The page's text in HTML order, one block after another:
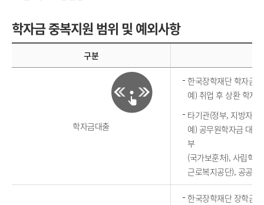
학자금 중복지원 범위 및 예외사항
구분
학자금대출
한국장학재단 학자금
예) 취업 후 상환 학자
타기관(정부, 지방자
예) 공무원학자금 대출
부
(국가보훈처), 사립학
근로복지공단), 공공기
한국장학재단 장학금